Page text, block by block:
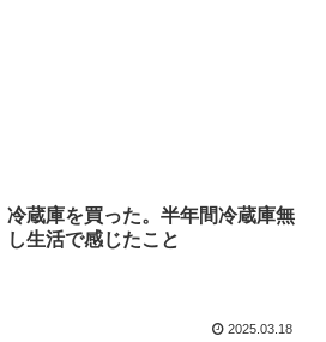
冷蔵庫を買った。半年間冷蔵庫無
し生活で感じたこと
2025.03.18